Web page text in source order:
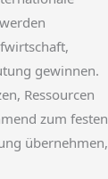
gewinnen.
Ressourcen
zum festen
übernehmen,